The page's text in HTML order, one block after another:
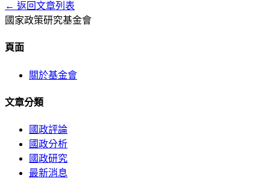
← 返回文章列表
國家政策研究基金會
頁面
關於基金會
文章分類
國政評論
國政分析
國政研究
最新消息